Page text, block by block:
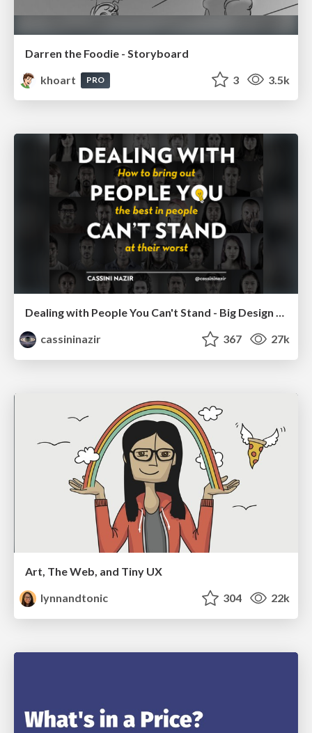
Darren the Foodie - Storyboard
khoart
PRO 3 3.5k
Dealing with People You Can't Stand - Big Design 2015
cassininazir
367 27k
Art, The Web, and Tiny UX
lynnandtonic
304 22k